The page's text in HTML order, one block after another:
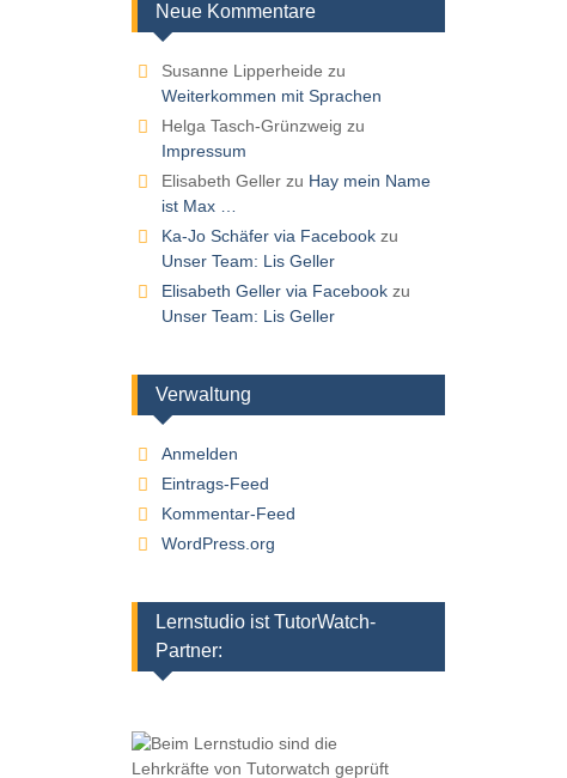
Neue Kommentare
Susanne Lipperheide zu
Weiterkommen mit Sprachen
Helga Tasch-Grünzweig zu
Impressum
Elisabeth Gellerzu Hay mein Name
ist Max …
Ka-Jo Schäfer via Facebookzu
Unser Team: Lis Geller
Elisabeth Geller via Facebookzu
Unser Team: Lis Geller
Verwaltung
Anmelden
Eintrags-Feed
Kommentar-Feed
WordPress.org
Lernstudio ist TutorWatch-
Partner: